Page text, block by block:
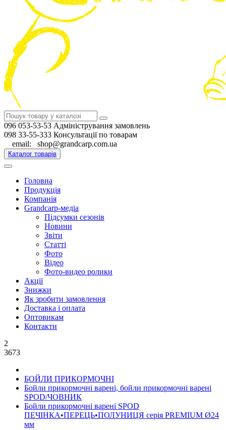
096 053-53-53 Адміністрування замовлень
098 33-55-333 Консультації по товарам
email: shop@grandcarp.com.ua
Каталог товарів
Головна
Продукція
Компанія
Grandcarp-медіа
Підсумки сезонів
Новини
Звіти
Статті
Фото
Відео
Фото-видео ролики
Акції
Знижки
Як зробити замовлення
Доставка і оплата
Оптовикам
Контакти
2
3673
БОЙЛИ ПРИКОРМОЧНI
Бойли прикормочні варенi, бойли прикормочні варенi
SPOD/ЧОВНИК
Бойли прикормочнi варенi SPOD
ПЕЧIНКА•ПЕРЕЦЬ•ПОЛУНИЦЯ серiя PREMIUM Ø24
мм